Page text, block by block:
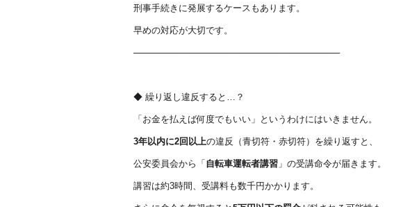
刑事手続きに発展するケースもあります。
早めの対応が大切です。
─────────────────────────────────
◆ 繰り返し違反すると…？
「お金を払えば何度でもいい」というわけにはいきません。
3年以内に2回以上の違反（青切符・赤切符）を繰り返すと、
公安委員会から「 自転車運転者講習 」の受講命令が届きます。
講習は約3時間、受講料も数千円かかります。